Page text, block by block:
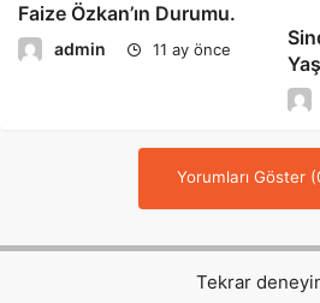
Faize Özkan’ın Durumu.
admin 11 ay önce
Yorumları Göster
Tekrar